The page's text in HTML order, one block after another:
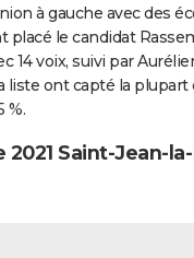
à gauche avec des
placé le candidat
14 voix, suivi par
liste ont capté la
%.
Saint-Jean-